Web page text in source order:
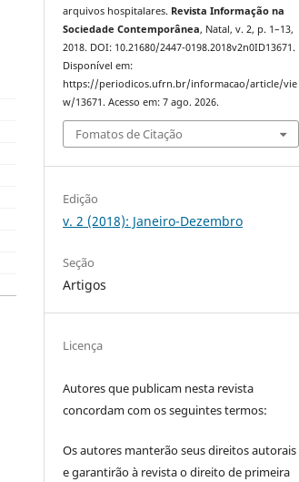
arquivos hospitalares. Revista Informação na
Sociedade Contemporânea, Natal, v. 2, p. 1–13,
2018. DOI: 10.21680/2447-0198.2018v2n0ID13671.
Disponível em:
https://periodicos.ufrn.br/informacao/article/vie
w/13671. Acesso em: 7 ago. 2026.
Fomatos de Citação
Edição
v. 2 (2018): Janeiro-Dezembro
Seção
Artigos
Licença
Autores que publicam nesta revista
concordam com os seguintes termos:
Os autores manterão seus direitos autorais
e garantirão à revista o direito de primeira